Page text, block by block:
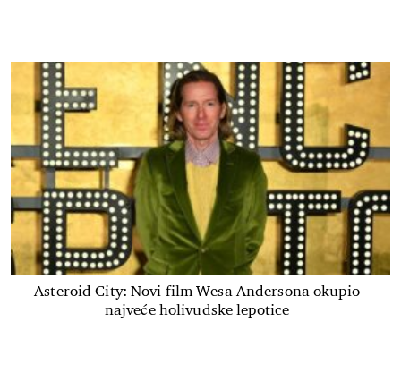
Asteroid City: Novi film Wesa Andersona okupio
najveće holivudske lepotice